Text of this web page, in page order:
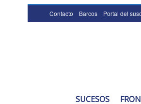
Contacto Barcos Portal del
SUCESOS